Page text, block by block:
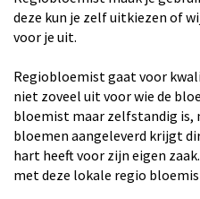
deze kun je zelf uitkiezen of
voor je uit.
Regiobloemist gaat voor
niet zoveel uit voor wie de
bloemist maar zelfstandig is,
bloemen aangeleverd krijgt
hart heeft voor zijn eigen
met deze lokale regio